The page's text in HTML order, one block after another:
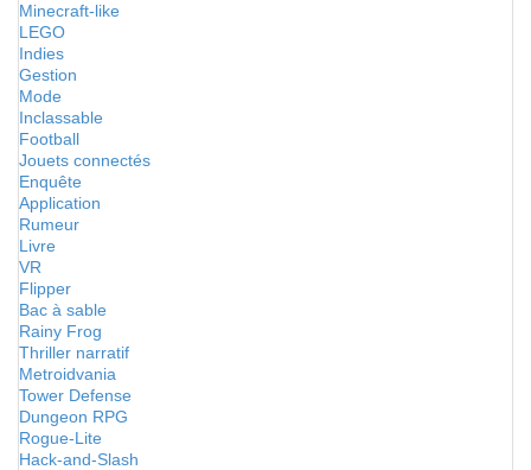
Minecraft-like
LEGO
Indies
Gestion
Mode
Inclassable
Football
Jouets connectés
Enquête
Application
Rumeur
Livre
VR
Flipper
Bac à sable
Rainy Frog
Thriller narratif
Metroidvania
Tower Defense
Dungeon RPG
Rogue-Lite
Hack-and-Slash